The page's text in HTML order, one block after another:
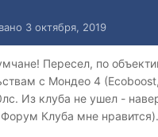
3 октября, 2019
Пересел, по
с Мондео 4
Из клуба не ушел -
Форум Клуба мне нравится).